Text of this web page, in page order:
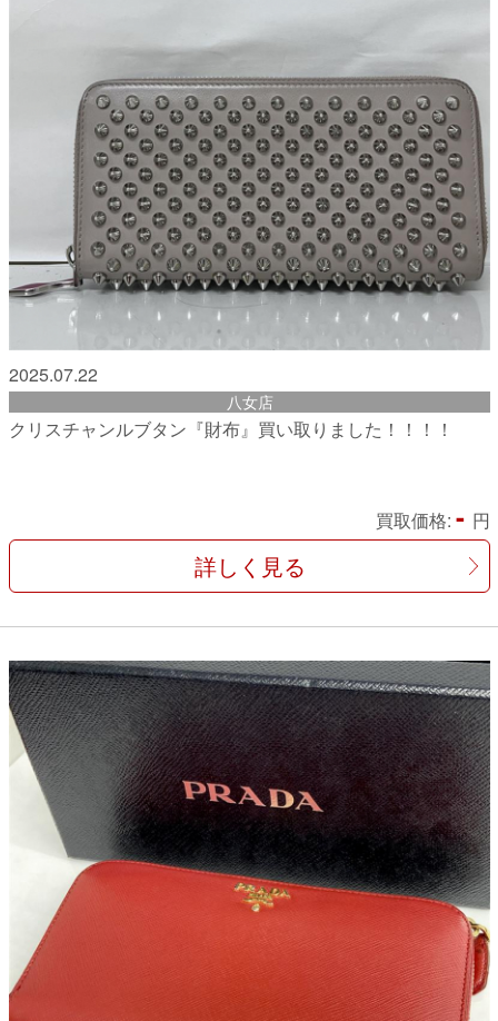
2025.07.22
八女店
クリスチャンルブタン『財布』買い取りました！！！！
買取価格: - 円
詳しく見る